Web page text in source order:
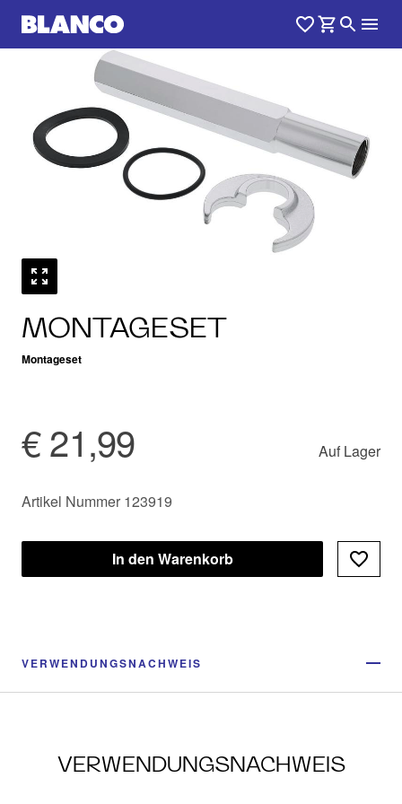
MONTAGESET
Montageset
€ 21,99 Auf Lager
Artikel Nummer 123919
In den Warenkorb
VERWENDUNGSNACHWEIS
VERWENDUNGSNACHWEIS